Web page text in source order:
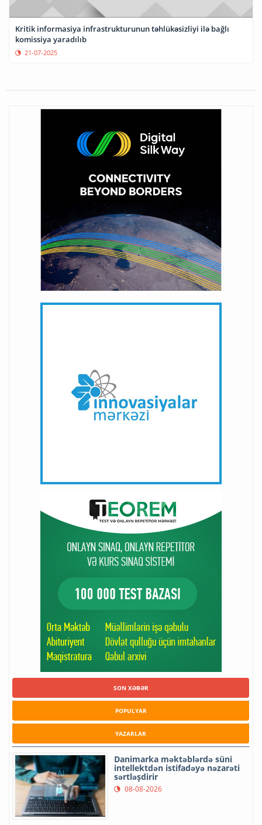
Kritik informasiya infrastrukturunun təhlükəsizliyi ilə bağlı
komissiya yaradılıb
21-07-2025
SON XƏBƏR
POPULYAR
YAZARLAR
Danimarka məktəblərdə süni
intellektdən istifadəyə nəzarəti
sərtləşdirir
08-08-2026